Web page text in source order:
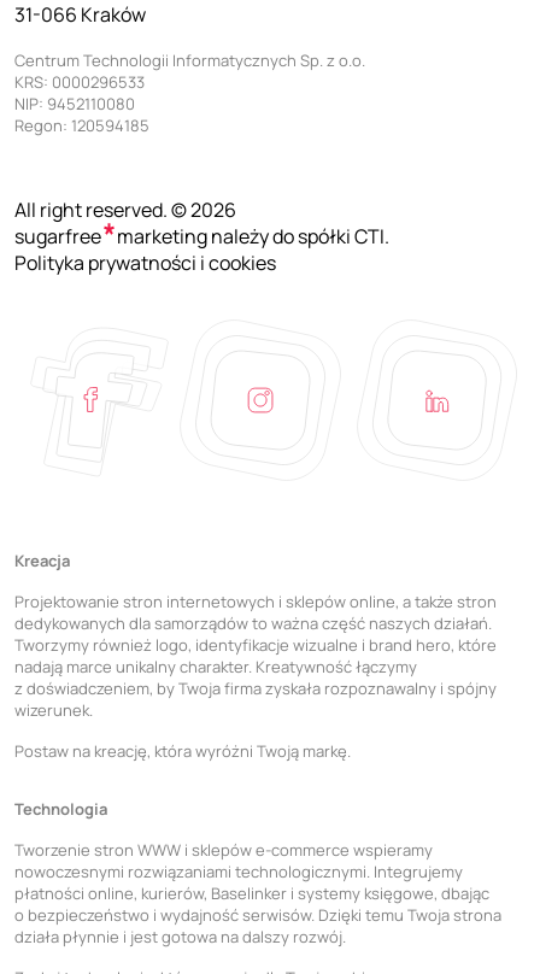
31-066 Kraków
Centrum Technologii Informatycznych Sp. z o.o.
KRS: 0000296533
NIP: 9452110080
Regon: 120594185
All right reserved. © 2026
sugarfree
marketing należy do spółki CTI.
Polityka prywatności i cookies
Kreacja
Projektowanie stron internetowych i sklepów online, a także stron
dedykowanych dla samorządów to ważna część naszych działań.
Tworzymy również logo, identyfikacje wizualne i brand hero, które
nadają marce unikalny charakter. Kreatywność łączymy
z doświadczeniem, by Twoja firma zyskała rozpoznawalny i spójny
wizerunek.
Postaw na kreację, która wyróżni Twoją markę.
Technologia
Tworzenie stron WWW i sklepów e-commerce wspieramy
nowoczesnymi rozwiązaniami technologicznymi. Integrujemy
płatności online, kurierów, Baselinker i systemy księgowe, dbając
o bezpieczeństwo i wydajność serwisów. Dzięki temu Twoja strona
działa płynnie i jest gotowa na dalszy rozwój.